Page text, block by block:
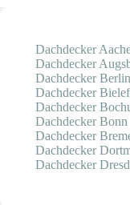
Dachdecker
Dachdecker
Dachdecker Berlin
Dachdecker
Dachdecker
Dachdecker Bonn
Dachdecker
Dachdecker
Dachdecker